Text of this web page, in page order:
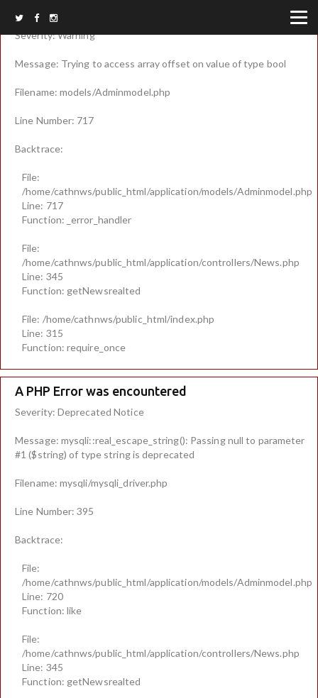
A PHP Error was encountered
Severity: Warning
Message: Trying to access array offset on value of type bool
Filename: models/Adminmodel.php
Line Number: 717
Backtrace:
File:
/home/cathnws/public_html/application/models/Adminmodel.php
Line: 717
Function: _error_handler
File:
/home/cathnws/public_html/application/controllers/News.php
Line: 345
Function: getNewsrealted
File: /home/cathnws/public_html/index.php
Line: 315
Function: require_once
A PHP Error was encountered
Severity: Deprecated Notice
Message: mysqli::real_escape_string(): Passing null to parameter
#1 ($string) of type string is deprecated
Filename: mysqli/mysqli_driver.php
Line Number: 395
Backtrace:
File:
/home/cathnws/public_html/application/models/Adminmodel.php
Line: 720
Function: like
File:
/home/cathnws/public_html/application/controllers/News.php
Line: 345
Function: getNewsrealted